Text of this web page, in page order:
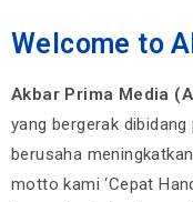
Welcome to
Akbar Prima Media
yang bergerak
berusaha
motto kami ‘Cepat